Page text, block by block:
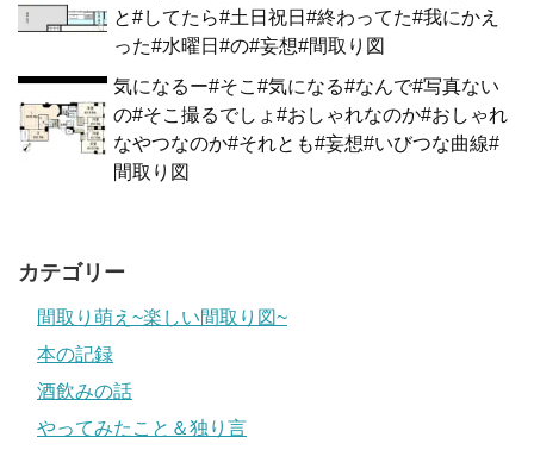
と#してたら#土日祝日#終わってた#我にかえ
った#水曜日#の#妄想#間取り図
気になるー#そこ#気になる#なんで#写真ない
の#そこ撮るでしょ#おしゃれなのか#おしゃれ
なやつなのか#それとも#妄想#いびつな曲線#
間取り図
カテゴリー
間取り萌え~楽しい間取り図~
本の記録
酒飲みの話
やってみたこと＆独り言